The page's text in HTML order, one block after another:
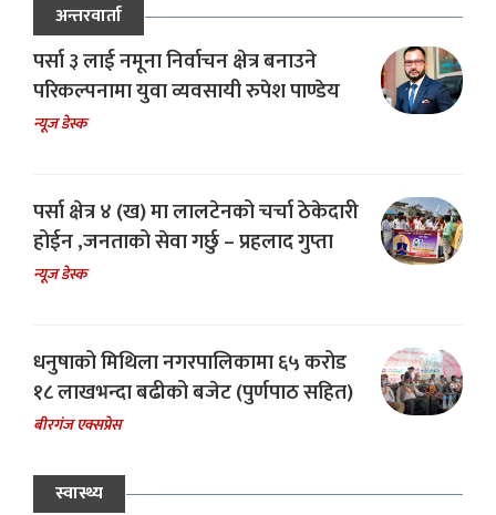
अन्तरवार्ता
पर्सा ३ लाई नमूना निर्वाचन क्षेत्र बनाउने
परिकल्पनामा युवा व्यवसायी रुपेश पाण्डेय
न्यूज डेस्क
पर्सा क्षेत्र ४ (ख) मा लालटेनको चर्चा ठेकेदारी
होईन ,जनताको सेवा गर्छु – प्रहलाद गुप्ता
न्यूज डेस्क
धनुषाको मिथिला नगरपालिकामा ६५ करोड
१८ लाखभन्दा बढीको बजेट (पुर्णपाठ सहित)
बीरगंज एक्सप्रेस
स्वास्थ्य